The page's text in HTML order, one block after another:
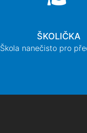
ŠKOLIČKA
Škola nanečisto pro